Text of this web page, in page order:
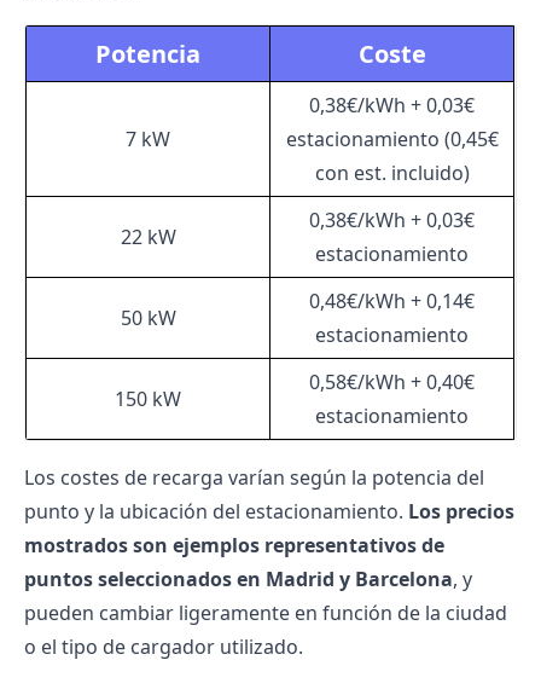
Potencia Coste
7 kW
0,38€/kWh + 0,03€
estacionamiento (0,45€
con est. incluido)
22 kW
0,38€/kWh + 0,03€
estacionamiento
50 kW
0,48€/kWh + 0,14€
estacionamiento
150 kW
0,58€/kWh + 0,40€
estacionamiento
Los costes de recarga varían según la potencia del
punto y la ubicación del estacionamiento. Los precios
mostrados son ejemplos representativos de
puntos seleccionados en Madrid y Barcelona, y
pueden cambiar ligeramente en función de la ciudad
o el tipo de cargador utilizado.